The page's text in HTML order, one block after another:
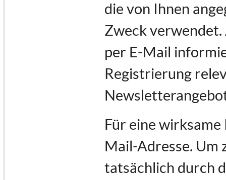
die von Ihnen
Zweck
per E-Mail
Registrierung
Für eine
Mail-Adresse. Um
tatsächlich durch